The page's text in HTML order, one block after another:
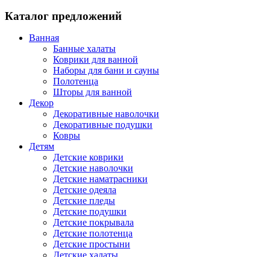
Каталог предложений
Ванная
Банные халаты
Коврики для ванной
Наборы для бани и сауны
Полотенца
Шторы для ванной
Декор
Декоративные наволочки
Декоративные подушки
Ковры
Детям
Детские коврики
Детские наволочки
Детские наматрасники
Детские одеяла
Детские пледы
Детские подушки
Детские покрывала
Детские полотенца
Детские простыни
Детские халаты